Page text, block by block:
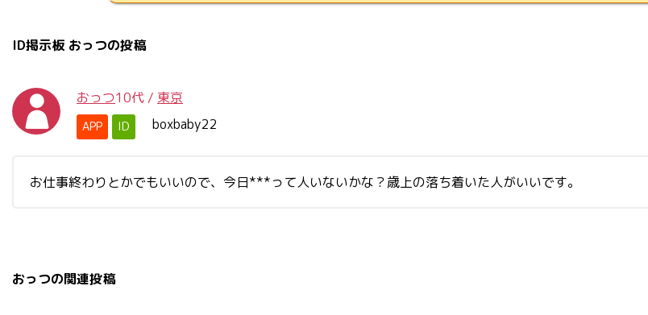
ID掲示板 おっつの投稿
おっつ10代 / 東京
APP ID boxbaby22
お仕事終わりとかでもいいので、今日***って人いないかな？歳上の落ち着いた人がいいです。
おっつの関連投稿